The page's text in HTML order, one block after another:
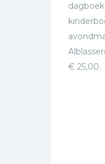
€ 25,00.